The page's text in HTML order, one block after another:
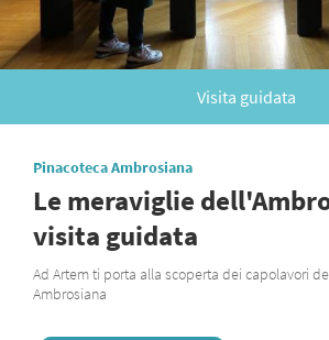
Visita guidata
Pinacoteca Ambrosiana
Le meraviglie
visita guidata
Ad Artem ti porta alla scoperta dei capolavori
Ambrosiana